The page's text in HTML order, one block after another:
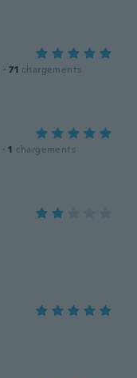
· 71 chargements
· 1 chargements